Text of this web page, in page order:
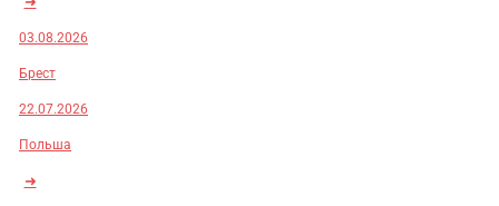
03.08.2026
Брест
22.07.2026
Польша
➜